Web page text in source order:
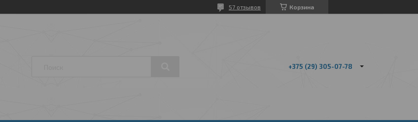
Корзина
57 отзывов
+375 (29) 305-07-78